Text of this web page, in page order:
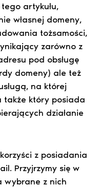
artykułu,
własnej domeny,
tożsamości,
zarówno z
pod obsługę
domeny) ale też
na której
także który posiada
działanie
z posiadania
Przyjrzymy się w
wybrane z nich